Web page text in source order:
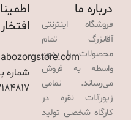
درباره ما
فروشگاه اینترنتی
آقابزرگ تمام
محصولات را بدون
واسطه به فروش
می‌رساند. تمامی
زیورآلات نقره در
کارگاه شخصی تولید
شماره